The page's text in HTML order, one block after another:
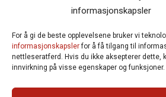
informasjonskapsler
For å gi de beste opplevelsene bruker vi
informasjonskapslerfor å få tilgang til
nettleseratferd. Hvis du ikke aksepterer dette,
innvirkning på visse egenskaper og funksjoner.
Besteforeldrenes
Ansvarlig redaktør
: